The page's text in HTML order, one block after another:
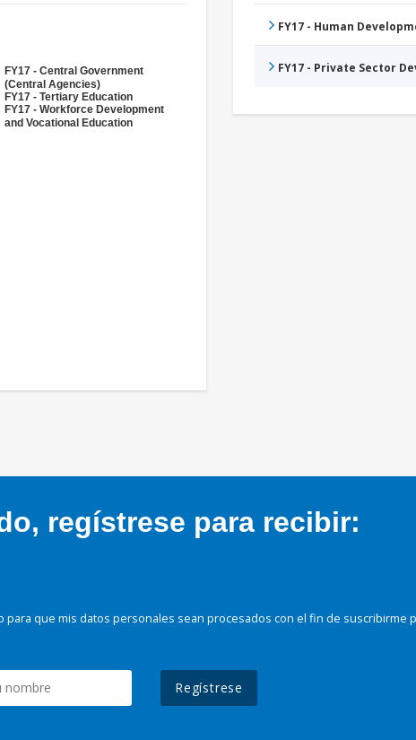
FY17 - Central Government
(Central Agencies)
FY17 - Tertiary Education
FY17 - Workforce Development
and Vocational Education
FY17 - Human
FY17 - Private Sector
regístrese para recibir:
para que mis datos personales sean procesados con el fin de suscribirme
Regístrese